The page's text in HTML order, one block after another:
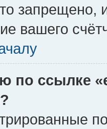
запрещено,
вашего
по ссылке